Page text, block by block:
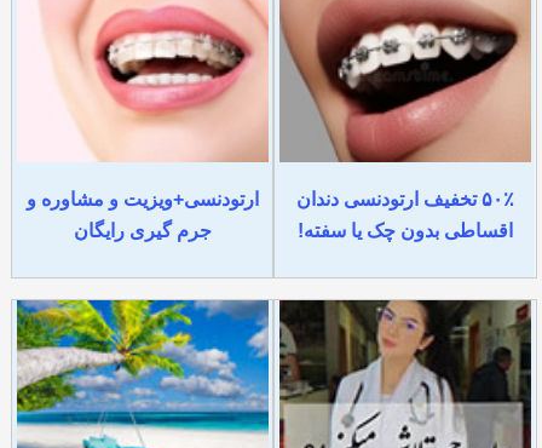
۵۰٪ تخفیف ارتودنسی دندان
اقساطی بدون چک یا سفته!
ارتودنسی+ویزیت و مشاوره و
جرم گیری رایگان